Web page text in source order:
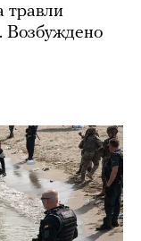
травли
Возбуждено